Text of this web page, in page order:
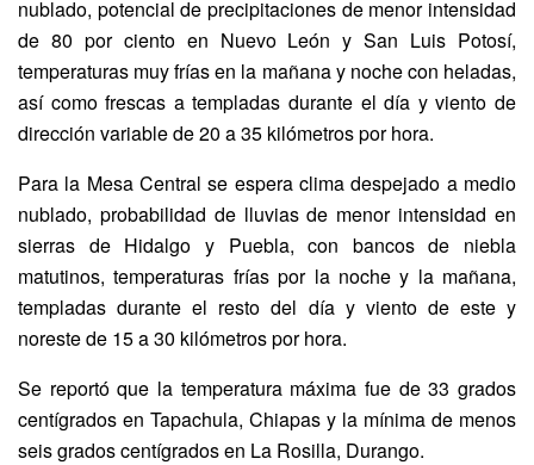
nublado, potencial de precipitaciones de menor intensidad
de 80 por ciento en Nuevo León y San Luis Potosí,
temperaturas muy frías en la mañana y noche con heladas,
así como frescas a templadas durante el día y viento de
dirección variable de 20 a 35 kilómetros por hora.
Para la Mesa Central se espera clima despejado a medio
nublado, probabilidad de lluvias de menor intensidad en
sierras de Hidalgo y Puebla, con bancos de niebla
matutinos, temperaturas frías por la noche y la mañana,
templadas durante el resto del día y viento de este y
noreste de 15 a 30 kilómetros por hora.
Se reportó que la temperatura máxima fue de 33 grados
centígrados en Tapachula, Chiapas y la mínima de menos
seis grados centígrados en La Rosilla, Durango.